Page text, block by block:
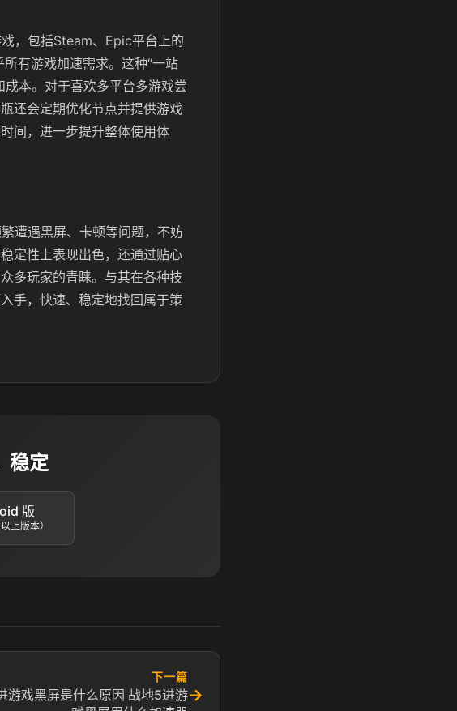
，包括Steam、Epic平台上的
有游戏加速需求。这种“一站
本。对于喜欢多平台多游戏尝
还会定期优化节点并提供游戏
间，进一步提升整体使用体
遭遇黑屏、卡顿等问题，不妨
定性上表现出色，还通过贴心
多玩家的青睐。与其在各种技
手，快速、稳定地找回属于策
稳定
版
上版本）
下一篇
游戏黑屏是什么原因 战地5进游→